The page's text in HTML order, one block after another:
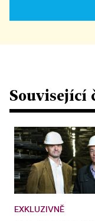
Související
EXKLUZIVNĚ